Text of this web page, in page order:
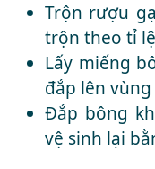
Trộn rượu
trộn theo tỉ
Lấy miếng
đắp lên
Đắp bông
vệ sinh lại